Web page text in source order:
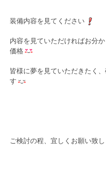
装備内容を見てください
内容を見ていただければお分
価格
皆様に夢を見ていただきたく
す
ご検討の程、宜しくお願い致